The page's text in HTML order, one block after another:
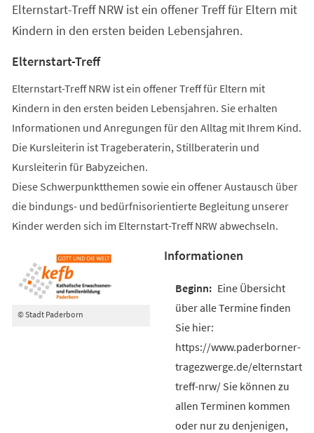
Elternstart-Treff NRW ist ein offener Treff für Eltern mit
Kindern in den ersten beiden Lebensjahren.
Elternstart-Treff
Elternstart-Treff NRW ist ein offener Treff für Eltern mit
Kindern in den ersten beiden Lebensjahren. Sie erhalten
Informationen und Anregungen für den Alltag mit Ihrem Kind.
Die Kursleiterin ist Trageberaterin, Stillberaterin und
Kursleiterin für Babyzeichen.
Diese Schwerpunktthemen sowie ein offener Austausch über
die bindungs- und bedürfnisorientierte Begleitung unserer
Kinder werden sich im Elternstart-Treff NRW abwechseln.
© Stadt Paderborn
Informationen
Eine Übersicht
über alle Termine finden
Sie hier:
https://www.paderborner-
tragezwerge.de/elternstart-
treff-nrw/ Sie können zu
allen Terminen kommen
oder nur zu denjenigen,